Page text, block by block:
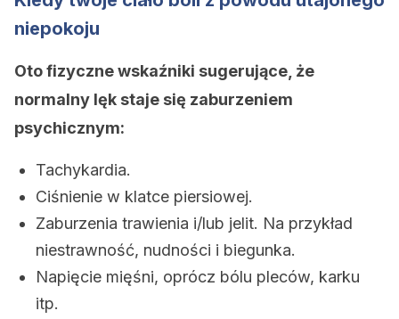
niepokoju
Oto fizyczne wskaźniki sugerujące, że
normalny lęk staje się zaburzeniem
psychicznym:
Tachykardia.
Ciśnienie w klatce piersiowej.
Zaburzenia trawienia i/lub jelit. Na przykład
niestrawność, nudności i biegunka.
Napięcie mięśni, oprócz bólu pleców, karku
itp.